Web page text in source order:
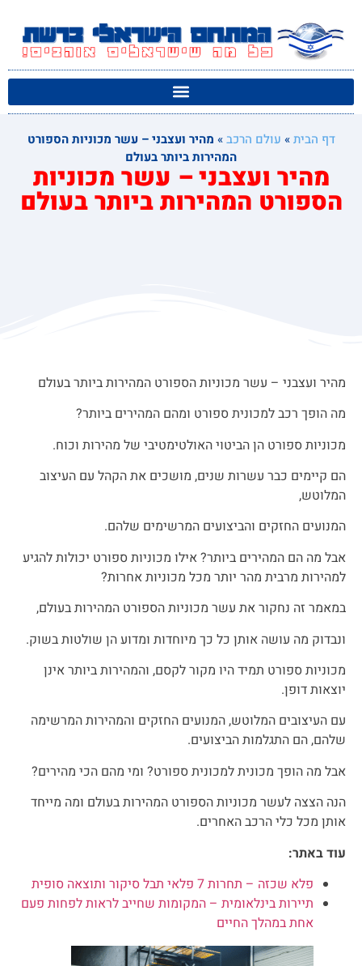
דף הבית» עולם הרכב» מהיר ועצבני – עשר מכוניות הספורט
המהירות ביותר בעולם
מהיר ועצבני – עשר מכוניות
הספורט המהירות ביותר בעולם
מהיר ועצבני – עשר מכוניות הספורט המהירות ביותר בעולם
מה הופך רכב למכונית ספורט ומהם המהירים ביותר?
מכוניות ספורט הן הביטוי האולטימטיבי של מהירות וכוח.
הם קיימים כבר עשרות שנים, מושכים את הקהל עם העיצוב
המלוטש,
המנועים החזקים והביצועים המרשימים שלהם.
אבל מה הם המהירים ביותר? אילו מכוניות ספורט יכולות להגיע
למהירות מרבית מהר יותר מכל מכוניות אחרות?
במאמר זה נחקור את עשר מכוניות הספורט המהירות בעולם,
ונבדוק מה עושה אותן כל כך מיוחדות ומדוע הן שולטות בשוק.
מכוניות ספורט תמיד היו מקור לקסם, והמהירות ביותר אינן
יוצאות דופן.
עם העיצובים המלוטש, המנועים החזקים והמהירות המרשימה
שלהם, הם התגלמות הביצועים.
אבל מה הופך מכונית למכונית ספורט? ומי מהם הכי מהירים?
הנה הצצה לעשר מכוניות הספורט המהירות בעולם ומה מייחד
אותן מכל כלי הרכב האחרים.
עוד באתר:
פלא שכזה – תחרות 7 פלאי תבל סיקור ותוצאה סופית
תיירות בינלאומית – המקומות שחייב לראות לפחות פעם
אחת במהלך החיים